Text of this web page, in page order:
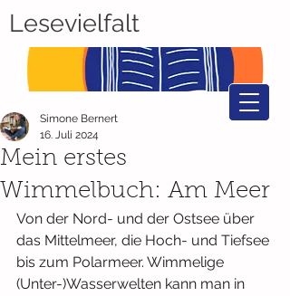
Lesevielfalt
Mein erstes
Wimmelbuch: Am Meer
Simone Bernert
16. Juli 2024
Von der Nord- und der Ostsee über
das Mittelmeer, die Hoch- und Tiefsee
bis zum Polarmeer. Wimmelige
(Unter-)Wasserwelten kann man in